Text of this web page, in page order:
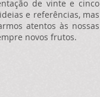
de vinte e cinco
e referências, mas
atentos às nossas
novos frutos.